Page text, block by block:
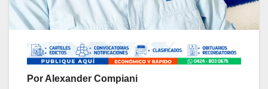
Por Alexander Compiani